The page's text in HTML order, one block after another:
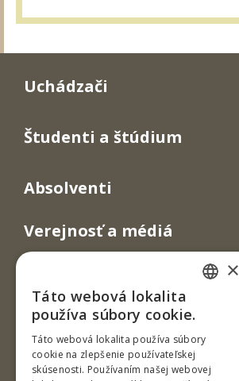
Uchádzači
Študenti a štúdium
Absolventi
Verejnosť a médiá
×
Táto webová lokalita
používa súbory cookie.
Táto webová lokalita používa súbory
cookie na zlepšenie používateľskej
skúsenosti. Používaním našej webovej